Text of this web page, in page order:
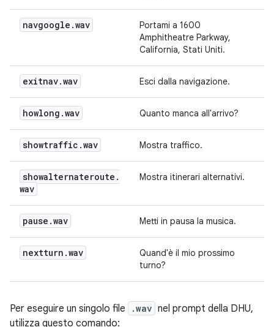
navgoogle .wav
Portami a 1600
Amphitheatre Parkway,
California, Stati Uniti.
exitnav.wav Esci dalla navigazione.
howlong .wav Quanto manca all'arrivo?
showtraffic .wav Mostra traffico.
showalternateroute .
wav
Mostra itinerari alternativi.
pause .wav Metti in pausa la musica.
nextturn .wav
Quand'è il mio prossimo
turno?
Per eseguire un singolo file .wav nel prompt della DHU,
utilizza questo comando: